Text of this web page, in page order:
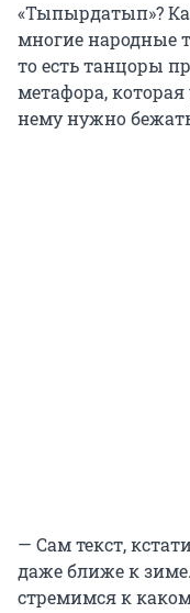
«Тыпырдатып»?
многие народные
то есть танцоры
метафора,
нему нужно
— Сам текст,
даже ближе к
стремимся к